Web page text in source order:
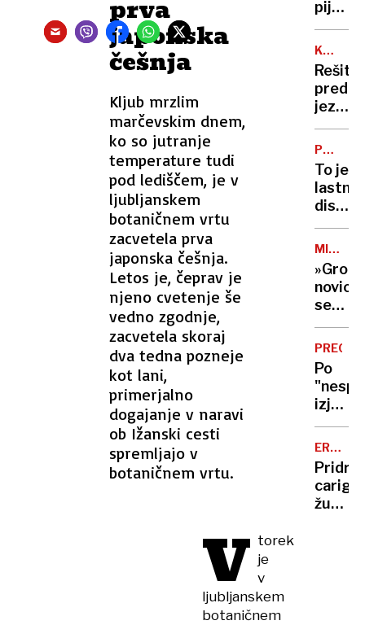
prva
japonska
češnja
Kljub mrzlim
marčevskim dnem,
ko so jutranje
temperature tudi
pod lediščem, je v
ljubljanskem
botaničnem vrtu
zacvetela prva
japonska češnja.
Letos je, čeprav je
njeno cvetenje še
vedno zgodnje,
zacvetela skoraj
dva tedna pozneje
kot lani,
primerjalno
dogajanje v naravi
ob Ižanski cesti
spremljajo v
botaničnem vrtu.
V torek
je
v
ljubljanskem
botaničnem
jih
pijan
na
do
smrti
povozil
pešca
KDO
S
KOM
pred
jezdeci
na
čelo
PO
To je
lastnik
groze
v
nov
kaosa
pred
MINUTA
MOLKA
novico
sem
s
Po
izjavi"
srbska
policija
da
ima
TEKMEC
župan